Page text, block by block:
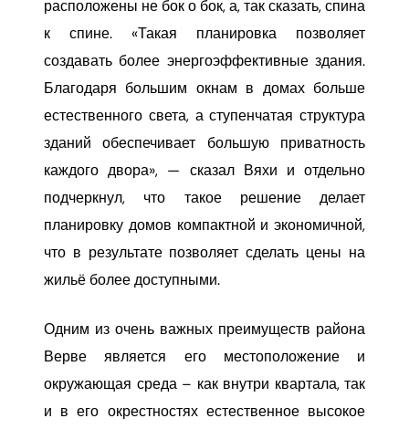
расположены не бок о бок, а, так сказать, спина
к спине. «Такая планировка позволяет
создавать более энергоэффективные здания.
Благодаря большим окнам в домах больше
естественного света, а ступенчатая структура
зданий обеспечивает большую приватность
каждого двора», — сказал Вяхи и отдельно
подчеркнул, что такое решение делает
планировку домов компактной и экономичной,
что в результате позволяет сделать цены на
жильё более доступными.
Одним из очень важных преимуществ района
Верве является его местоположение и
окружающая среда – как внутри квартала, так
и в его окрестностях естественное высокое